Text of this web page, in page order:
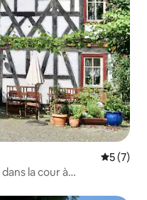
5 (7)
la cour à